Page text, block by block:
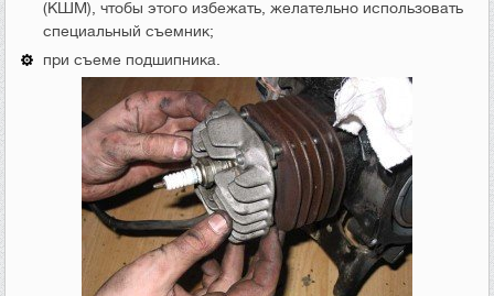
(КШМ), чтобы этого избежать, желательно использовать
специальный съемник;
при съеме подшипника.